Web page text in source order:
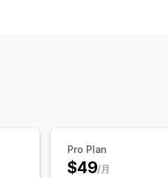
Pro Plan
$49/月